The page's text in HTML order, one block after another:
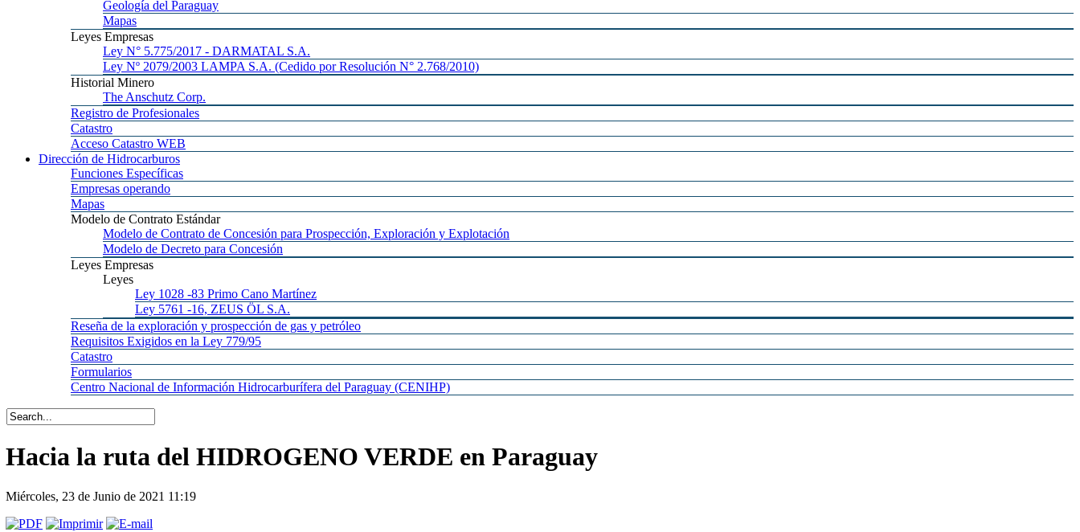
Geología del Paraguay
Mapas
Leyes Empresas
Ley N° 5.775/2017 - DARMATAL S.A.
Ley Nº 2079/2003 LAMPA S.A. (Cedido por Resolución N° 2.768/2010)
Historial Minero
The Anschutz Corp.
Registro de Profesionales
Catastro
Acceso Catastro WEB
Dirección de Hidrocarburos
Funciones Específicas
Empresas operando
Mapas
Modelo de Contrato Estándar
Modelo de Contrato de Concesión para Prospección, Exploración y Explotación
Modelo de Decreto para Concesión
Leyes Empresas
Leyes
Ley 1028 -83 Primo Cano Martínez
Ley 5761 -16, ZEUS ÖL S.A.
Reseña de la exploración y prospección de gas y petróleo
Requisitos Exigidos en la Ley 779/95
Catastro
Formularios
Centro Nacional de Información Hidrocarburífera del Paraguay (CENIHP)
Hacia la ruta del HIDROGENO VERDE en Paraguay
Miércoles, 23 de Junio de 2021 11:19